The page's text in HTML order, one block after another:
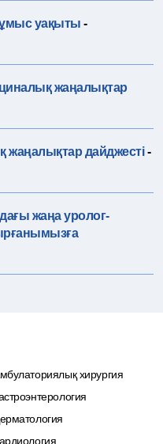
уақыты-
жаңалықтар
дайджесті -
жаңа уролог-
хирургия